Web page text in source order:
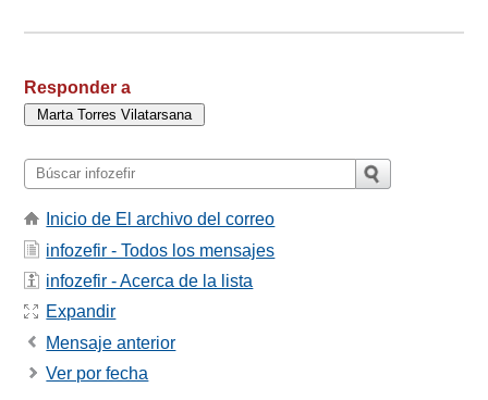
Responder a
Inicio de El archivo del correo
infozefir - Todos los mensajes
infozefir - Acerca de la lista
Expandir
Mensaje anterior
Ver por fecha